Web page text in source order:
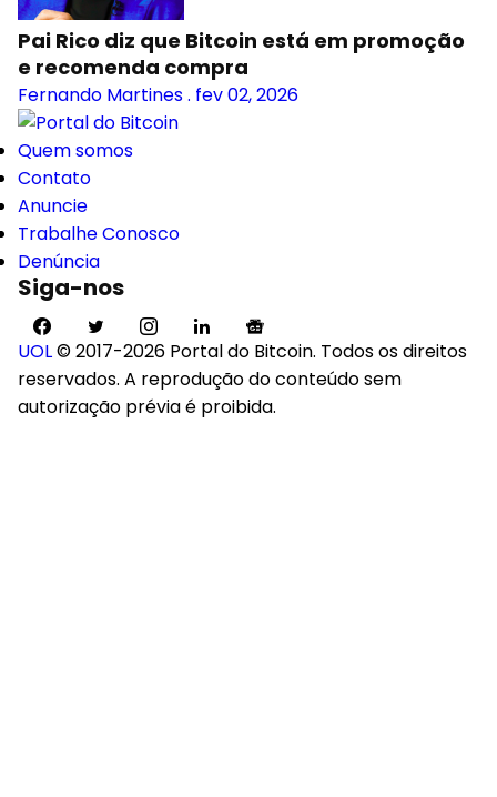
Pai Rico diz que Bitcoin está em promoção
e recomenda compra
Fernando Martines. fev 02, 2026
Quem somos
Contato
Anuncie
Trabalhe Conosco
Denúncia
Siga-nos
UOL© 2017-2026 Portal do Bitcoin. Todos os direitos
reservados. A reprodução do conteúdo sem
autorização prévia é proibida.